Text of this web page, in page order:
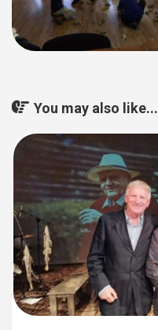
You may also like...